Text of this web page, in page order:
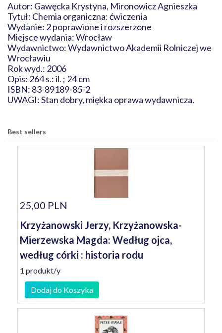
Autor: Gawęcka Krystyna, Mironowicz Agnieszka
Tytuł: Chemia organiczna: ćwiczenia
Wydanie: 2 poprawione i rozszerzone
Miejsce wydania: Wrocław
Wydawnictwo: Wydawnictwo Akademii Rolniczej we
Wrocławiu
Rok wyd.: 2006
Opis: 264 s.: il. ; 24 cm
ISBN: 83-89189-85-2
UWAGI: Stan dobry, miękka oprawa wydawnicza.
Best sellers
25,00 PLN
Krzyżanowski Jerzy, Krzyżanowska-
Mierzewska Magda: Według ojca,
według córki : historia rodu
1 produkt/y
Dodaj do Koszyka